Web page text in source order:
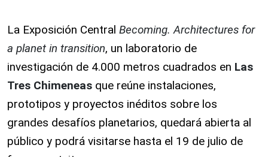
La Exposición Central Becoming. Architectures for
a planet in transition, un laboratorio de
investigación de 4.000 metros cuadrados en Las
Tres Chimeneas que reúne instalaciones,
prototipos y proyectos inéditos sobre los
grandes desafíos planetarios, quedará abierta al
público y podrá visitarse hasta el 19 de julio de